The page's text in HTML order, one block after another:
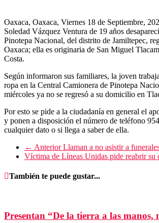
Oaxaca, Oaxaca, Viernes 18 de Septiembre,
Soledad Vázquez Ventura de 19 años
Pinotepa Nacional, del distrito de Jamiltepec,
Oaxaca; ella es originaria de San Miguel
Costa.
Según informaron sus familiares, la joven
ropa en la Central Camionera de Pinotepa
miércoles ya no se regresó a su domicilio en
Por esto se pide a la ciudadanía en general el
y ponen a disposición el número de teléfono
cualquier dato o si llega a saber de ella.
← AnteriorLlaman a no asistir a
Víctima de Líneas Unidas pide reabrir su
También te puede gustar...
Presentan “De la tierra a las manos,